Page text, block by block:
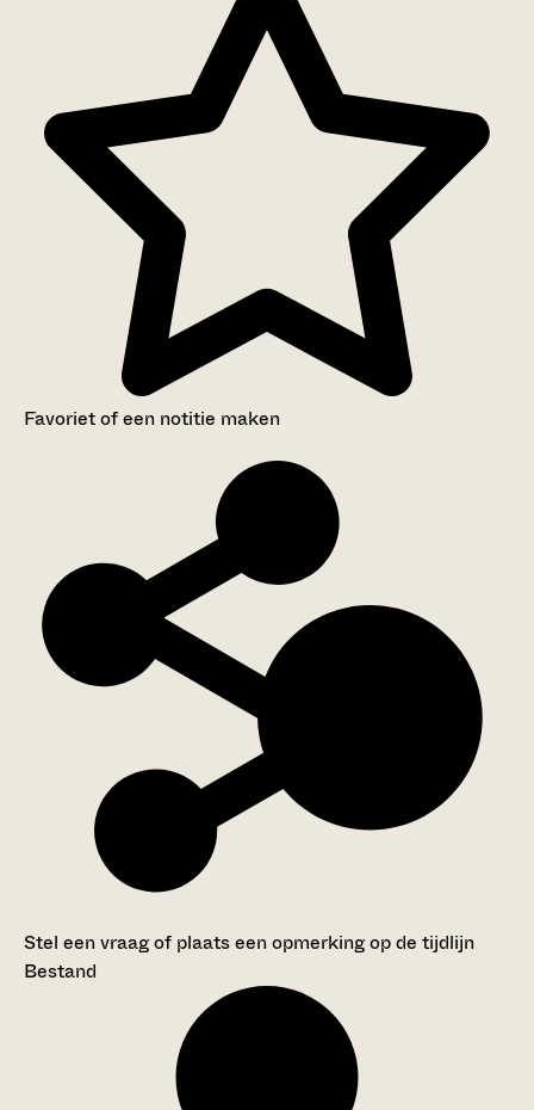
Favoriet of een notitie maken
Stel een vraag of plaats een opmerking op de tijdlijn
Bestand